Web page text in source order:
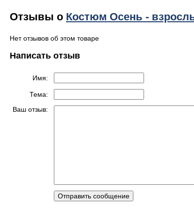
Отзывы о Костюм Осень -
Нет отзывов об этом товаре
Написать отзыв
Имя:
Тема:
Ваш отзыв: